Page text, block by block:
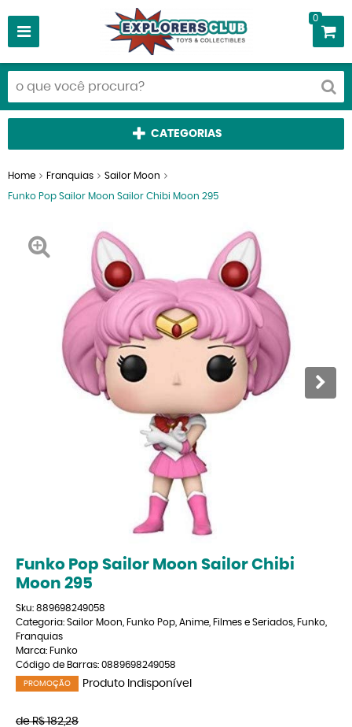
0
CATEGORIAS
Home Franquias Sailor Moon
Funko Pop Sailor Moon Sailor Chibi Moon 295
Funko Pop Sailor Moon Sailor Chibi
Moon 295
Sku: 889698249058
Categoria: Sailor Moon Funko Pop Anime Filmes e Seriados Funko
Franquias
Marca: Funko
Código de Barras: 0889698249058
PROMOÇÃO Produto Indisponível
de R$ 182,28